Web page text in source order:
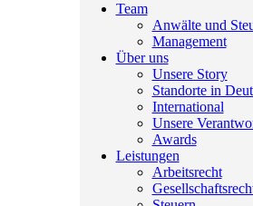
Team
Anwälte und
Management
Über uns
Unsere Story
Standorte in
International
Unsere
Awards
Leistungen
Arbeitsrecht